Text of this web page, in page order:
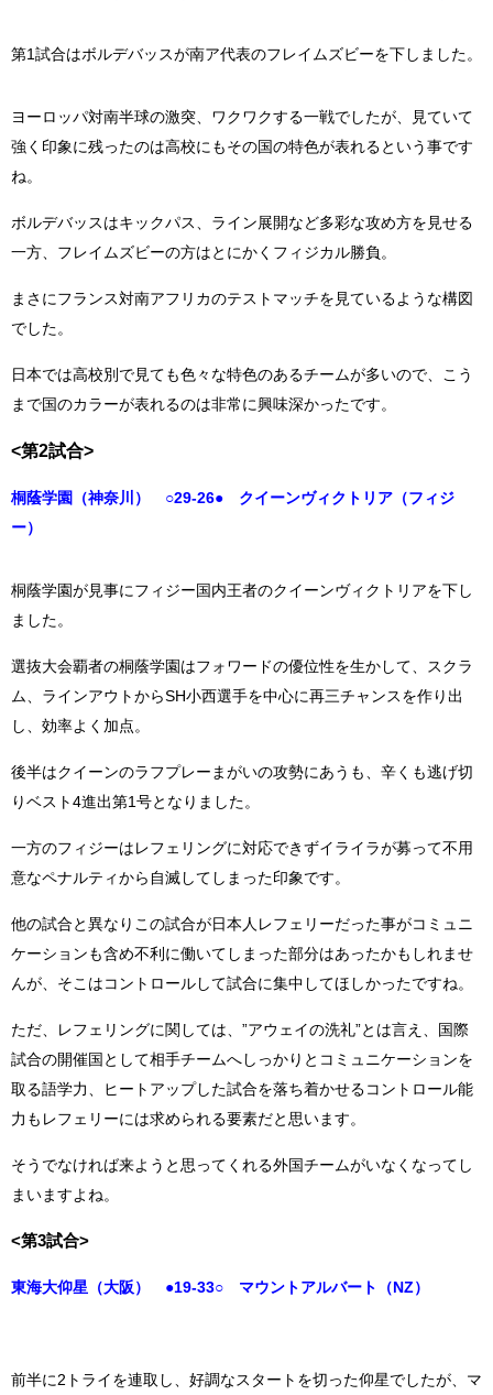
第1試合はボルデバッスが南ア代表のフレイムズビーを下しました。
ヨーロッパ対南半球の激突、ワクワクする一戦でしたが、見ていて
強く印象に残ったのは高校にもその国の特色が表れるという事です
ね。
ボルデバッスはキックパス、ライン展開など多彩な攻め方を見せる
一方、フレイムズビーの方はとにかくフィジカル勝負。
まさにフランス対南アフリカのテストマッチを見ているような構図
でした。
日本では高校別で見ても色々な特色のあるチームが多いので、こう
まで国のカラーが表れるのは非常に興味深かったです。
<第2試合>
桐蔭学園（神奈川） ○29-26● クイーンヴィクトリア（フィジ
ー）
桐蔭学園が見事にフィジー国内王者のクイーンヴィクトリアを下し
ました。
選抜大会覇者の桐蔭学園はフォワードの優位性を生かして、スクラ
ム、ラインアウトからSH小西選手を中心に再三チャンスを作り出
し、効率よく加点。
後半はクイーンのラフプレーまがいの攻勢にあうも、辛くも逃げ切
りベスト4進出第1号となりました。
一方のフィジーはレフェリングに対応できずイライラが募って不用
意なペナルティから自滅してしまった印象です。
他の試合と異なりこの試合が日本人レフェリーだった事がコミュニ
ケーションも含め不利に働いてしまった部分はあったかもしれませ
んが、そこはコントロールして試合に集中してほしかったですね。
ただ、レフェリングに関しては、”アウェイの洗礼”とは言え、国際
試合の開催国として相手チームへしっかりとコミュニケーションを
取る語学力、ヒートアップした試合を落ち着かせるコントロール能
力もレフェリーには求められる要素だと思います。
そうでなければ来ようと思ってくれる外国チームがいなくなってし
まいますよね。
<第3試合>
東海大仰星（大阪） ●19-33○ マウントアルバート（NZ）
前半に2トライを連取し、好調なスタートを切った仰星でしたが、マ